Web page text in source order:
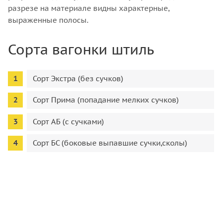
разрезе на материале видны характерные,
выраженные полосы.
Сорта вагонки штиль
Сорт Экстра (без сучков)
Сорт Прима (попадание мелких сучков)
Сорт АБ (с сучками)
Сорт БС (боковые выпавшие сучки,сколы)